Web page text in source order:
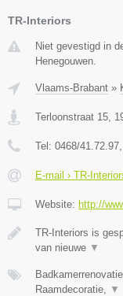
TR-Interiors
Niet gevestigd in
Henegouwen.
Vlaams-Brabant »
Terloonstraat 15
Tel: 0468/41.72.97
E-mail › TR-
Website: http://
TR-Interiors is
van nieuwe ▼
Raamdecoratie,
▼